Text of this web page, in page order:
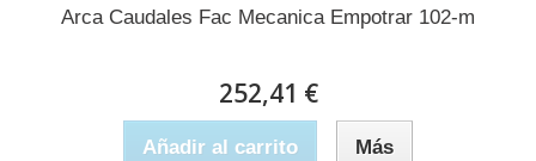
Arca Caudales Fac Mecanica Empotrar 102-m
252,41 €
Añadir al carrito Más